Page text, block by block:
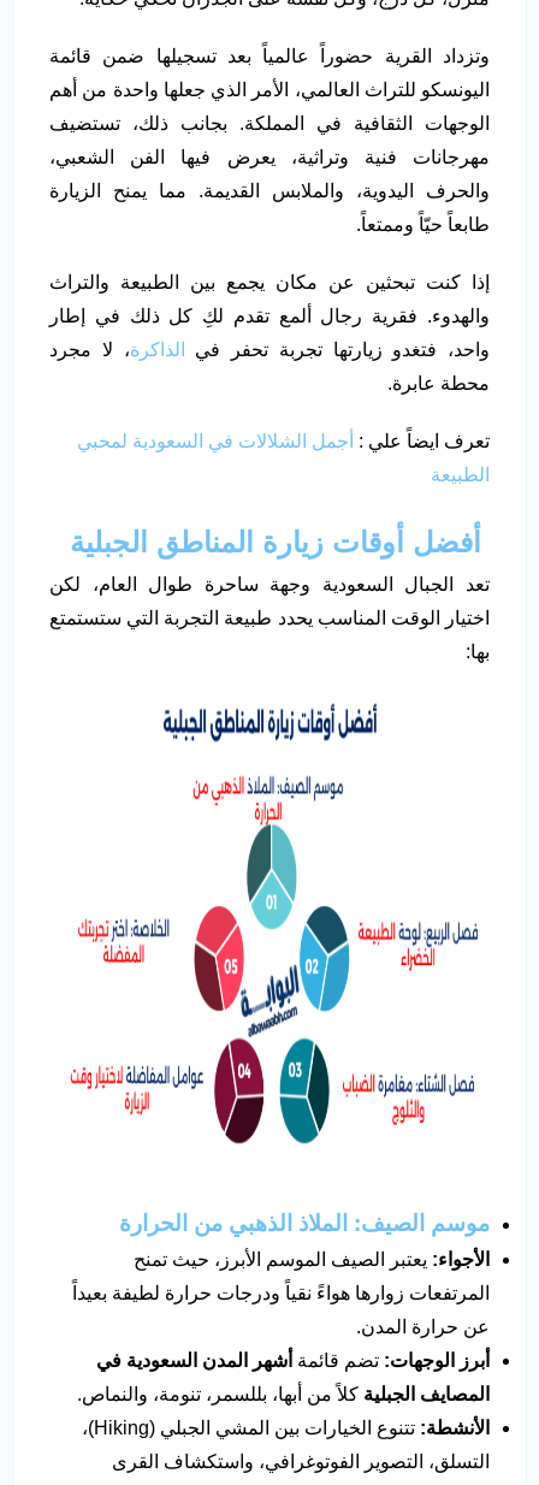
وتزداد القرية حضوراً عالمياً بعد تسجيلها ضمن قائمة
اليونسكو للتراث العالمي، الأمر الذي جعلها واحدة من أهم
الوجهات الثقافية في المملكة. بجانب ذلك، تستضيف
مهرجانات فنية وتراثية، يعرض فيها الفن الشعبي،
والحرف اليدوية، والملابس القديمة. مما يمنح الزيارة
طابعاً حيّاً وممتعاً.
إذا كنت تبحثين عن مكان يجمع بين الطبيعة والتراث
والهدوء. فقرية رجال ألمع تقدم لكِ كل ذلك في إطار
واحد، فتغدو زيارتها تجربة تحفر في
الذاكرة، لا مجرد
محطة عابرة.
تعرف ايضاً علي : أجمل الشلالات في السعودية لمحبي
الطبيعة
أفضل أوقات زيارة المناطق الجبلية
تعد الجبال السعودية وجهة ساحرة طوال العام، لكن
اختيار الوقت المناسب يحدد طبيعة التجربة التي ستستمتع
بها:
موسم الصيف: الملاذ الذهبي من الحرارة
الأجواء: يعتبر الصيف الموسم الأبرز، حيث تمنح
المرتفعات زوارها هواءً نقياً ودرجات حرارة لطيفة بعيداً
عن حرارة المدن.
أبرز الوجهات: تضم قائمة أشهر المدن السعودية في
المصايف الجبلية كلاً من أبها، بللسمر، تنومة، والنماص.
الأنشطة:
تتنوع الخيارات بين المشي الجبلي (Hiking)،
التسلق، التصوير الفوتوغرافي، واستكشاف القرى